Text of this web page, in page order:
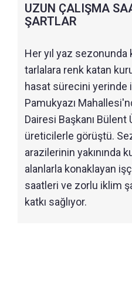
UZUN ÇALIŞMA
ŞARTLAR
Her yıl yaz sezonunda
tarlalara renk katan
hasat sürecini yerinde
Pamukyazı
Dairesi Başkanı
üreticilerle görüştü.
arazilerinin yakınında
alanlarla konaklayan
saatleri ve zorlu iklim
katkı sağlıyor.